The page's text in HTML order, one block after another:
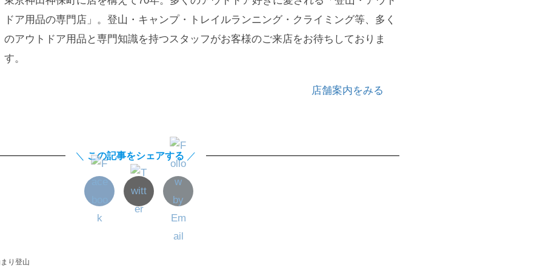
ドア用品の専門店」。登山・キャンプ・トレイルランニング・クライミング等、多く
のアウトドア用品と専門知識を持つスタッフがお客様のご来店をお待ちしておりま
す。
店舗案内をみる
＼ この記事をシェアする ／
り登山